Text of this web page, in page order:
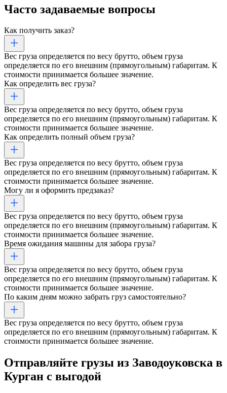
Часто задаваемые вопросы
Как получить заказ?
Вес груза определяется по весу брутто, объем груза
определяется по его внешним (прямоугольным) габаритам. К
стоимости принимается большее значение.
Как определить вес груза?
Вес груза определяется по весу брутто, объем груза
определяется по его внешним (прямоугольным) габаритам. К
стоимости принимается большее значение.
Как определить полный объем груза?
Вес груза определяется по весу брутто, объем груза
определяется по его внешним (прямоугольным) габаритам. К
стоимости принимается большее значение.
Могу ли я оформить предзаказ?
Вес груза определяется по весу брутто, объем груза
определяется по его внешним (прямоугольным) габаритам. К
стоимости принимается большее значение.
Время ожидания машины для забора груза?
Вес груза определяется по весу брутто, объем груза
определяется по его внешним (прямоугольным) габаритам. К
стоимости принимается большее значение.
По каким дням можно забрать груз самостоятельно?
Вес груза определяется по весу брутто, объем груза
определяется по его внешним (прямоугольным) габаритам. К
стоимости принимается большее значение.
Отправляйте грузы из Заводоуковска в
Курган с выгодой